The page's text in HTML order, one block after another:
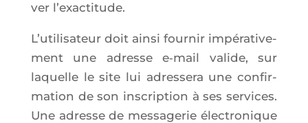
ver l’exactitude.
L’u­ti­li­sa­teur doit ain­si four­nir impé­ra­ti­ve­
ment une adresse e‑mail valide, sur
laquelle le site lui adres­se­ra une confir­
ma­tion de son ins­crip­tion à ses ser­vices.
Une adresse de mes­sa­ge­rie élec­tro­nique